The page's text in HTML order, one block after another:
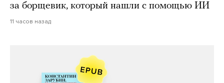
за борщевик, который нашли с помощью ИИ
11 часов назад